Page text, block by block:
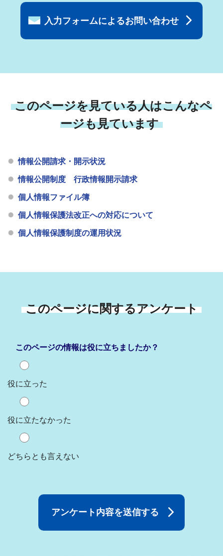
入力フォームによるお問い合わせ
このページを見ている人はこんなペ
ージも見ています
情報公開請求・開示状況
情報公開制度 行政情報開示請求
個人情報ファイル簿
個人情報保護法改正への対応について
個人情報保護制度の運用状況
このページに関するアンケート
このページの情報は役に立ちましたか？
役に立った
役に立たなかった
どちらとも言えない